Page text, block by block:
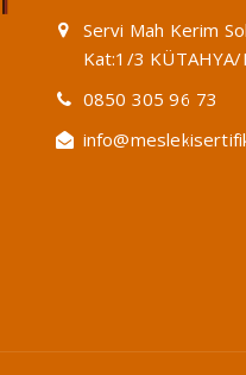
Servi Mah Kerim
Kat:1/3
0850 305 96 73